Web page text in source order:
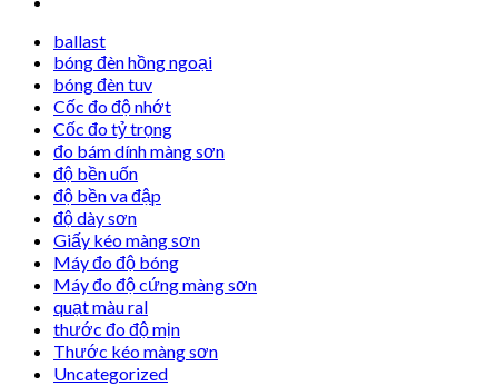
ballast
bóng đèn hồng ngoại
bóng đèn tuv
Cốc đo độ nhớt
Cốc đo tỷ trọng
đo bám dính màng sơn
độ bền uốn
độ bền va đập
độ dày sơn
Giấy kéo màng sơn
Máy đo độ bóng
Máy đo độ cứng màng sơn
quạt màu ral
thước đo độ mịn
Thước kéo màng sơn
Uncategorized